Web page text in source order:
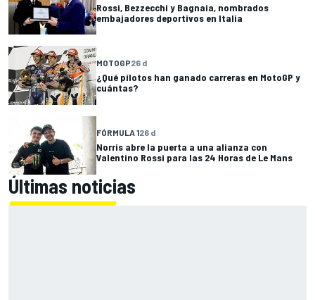
Rossi, Bezzecchi y Bagnaia, nombrados
embajadores deportivos en Italia
MOTOGP26 d
¿Qué pilotos han ganado carreras en MotoGP y
cuántas?
FÓRMULA 126 d
Norris abre la puerta a una alianza con
Valentino Rossi para las 24 Horas de Le Mans
Últimas noticias